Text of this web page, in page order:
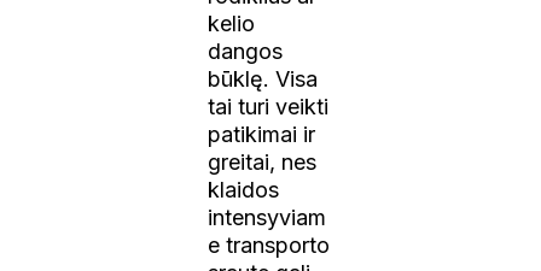
kelio
dangos
būklę. Visa
tai turi veikti
patikimai ir
greitai, nes
klaidos
intensyviam
e transporto